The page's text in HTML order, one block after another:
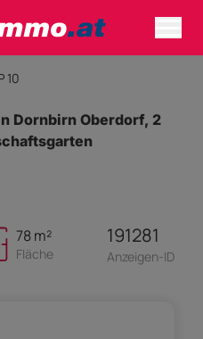
10
Dornbirn Oberdorf, 2
78 m²
Fläche
191281
Anzeigen-ID